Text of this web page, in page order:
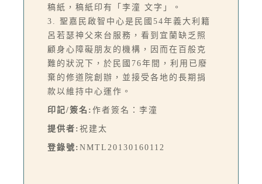
稿紙，稿紙印有「李潼 文字」。
3. 聖嘉民啟智中心是民國54年義大利籍
呂若瑟神父來台服務，看到宜蘭缺乏照
顧身心障礙朋友的機構，因而在百般克
難的狀況下，於民國76年間，利用已廢
棄的修道院創辦，並接受各地的長期捐
款以維持中心運作。
印記/簽名: 作者簽名：李潼
提供者: 祝建太
登錄號: NMTL20130160112